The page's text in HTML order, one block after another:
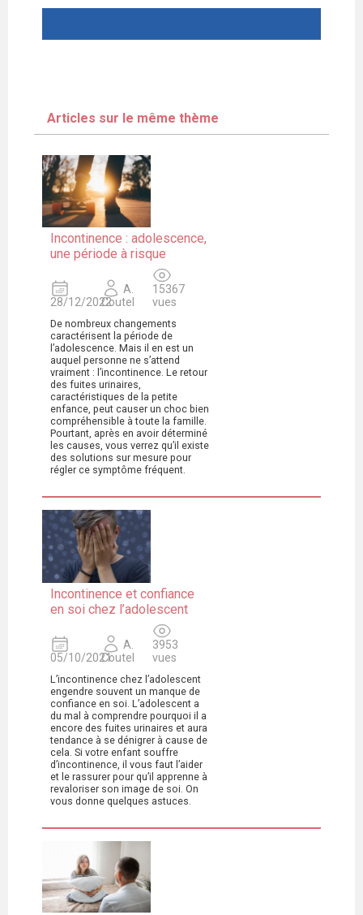
Articles sur le même thème
Incontinence : adolescence,
une période à risque
28/12/2022
A.
Coutel
15367
vues
De nombreux changements
caractérisent la période de
l’adolescence. Mais il en est un
auquel personne ne s’attend
vraiment : l’incontinence. Le retour
des fuites urinaires,
caractéristiques de la petite
enfance, peut causer un choc bien
compréhensible à toute la famille.
Pourtant, après en avoir déterminé
les causes, vous verrez qu’il existe
des solutions sur mesure pour
régler ce symptôme fréquent.
Incontinence et confiance
en soi chez l’adolescent
05/10/2021
A.
Coutel
3953
vues
L’incontinence chez l’adolescent
engendre souvent un manque de
confiance en soi. L’adolescent a
du mal à comprendre pourquoi il a
encore des fuites urinaires et aura
tendance à se dénigrer à cause de
cela. Si votre enfant souffre
d’incontinence, il vous faut l’aider
et le rassurer pour qu’il apprenne à
revaloriser son image de soi. On
vous donne quelques astuces.